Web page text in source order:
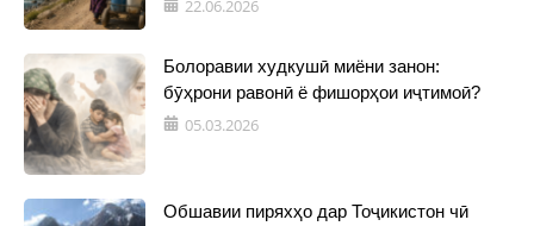
22.06.2026
Болоравии худкушӣ миёни занон:
бӯҳрони равонӣ ё фишорҳои иҷтимоӣ?
05.03.2026
Обшавии пиряхҳо дар Тоҷикистон чӣ